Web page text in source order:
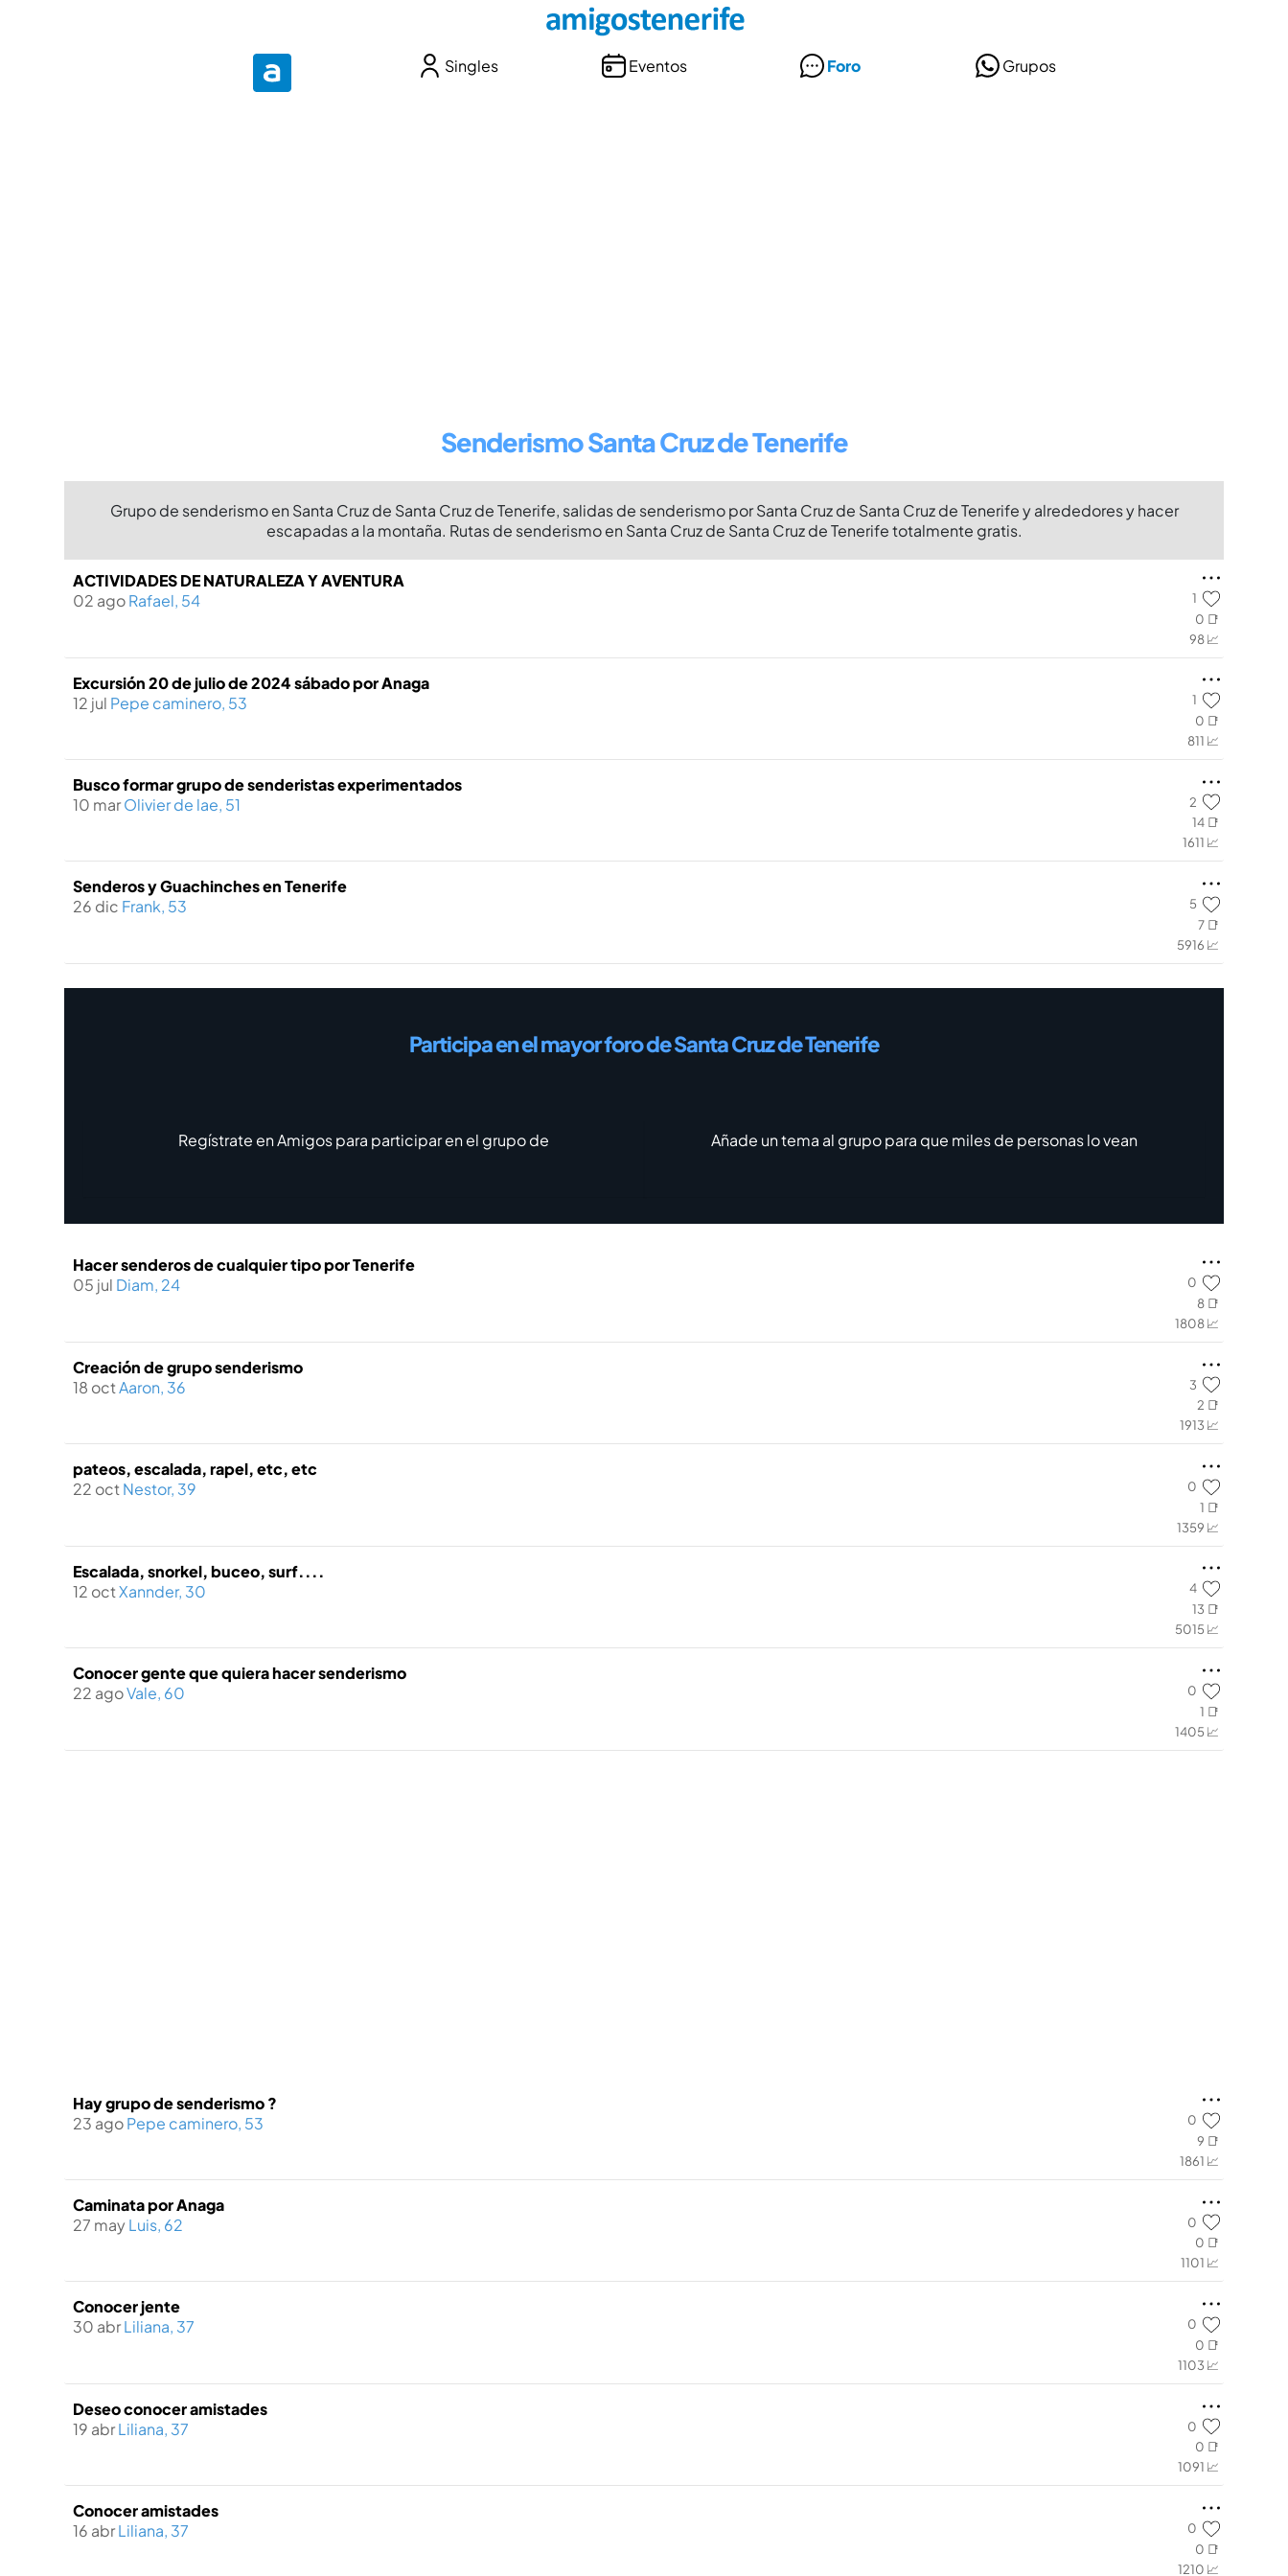
Singles Eventos Foro Grupos
Senderismo Santa Cruz de Tenerife
Grupo de senderismo en Santa Cruz de Santa Cruz de Tenerife, salidas de senderismo por Santa Cruz de Santa Cruz de Tenerife y alrededores y hacer
escapadas a la montaña. Rutas de senderismo en Santa Cruz de Santa Cruz de Tenerife totalmente gratis.
1
0 📑
98 📈
ACTIVIDADES DE NATURALEZA Y AVENTURA
02 agoRafael, 54
1
0 📑
811 📈
Excursión 20 de julio de 2024 sábado por Anaga
12 jul Pepe caminero, 53
2
14 📑
1611 📈
Busco formar grupo de senderistas experimentados
10 marOlivier de lae, 51
5
7 📑
5916 📈
Senderos y Guachinches en Tenerife
26 dic Frank, 53
Participa en el mayor foro de Santa Cruz de Tenerife
Regístrate en Amigos para participar en el grupo de Añade un tema al grupo para que miles de personas lo vean
0
8 📑
1808 📈
Hacer senderos de cualquier tipo por Tenerife
05 jul Diam, 24
3
2 📑
1913 📈
Creación de grupo senderismo
18 octAaron, 36
0
1 📑
1359 📈
pateos, escalada, rapel, etc, etc
22 octNestor, 39
4
13 📑
5015 📈
Escalada, snorkel, buceo, surf....
12 octXannder, 30
0
1 📑
1405 📈
Conocer gente que quiera hacer senderismo
22 agoVale, 60
0
9 📑
1861 📈
Hay grupo de senderismo ?
23 agoPepe caminero, 53
0
0 📑
1101 📈
Caminata por Anaga
27 mayLuis, 62
0
0 📑
1103 📈
Conocer jente
30 abrLiliana, 37
0
0 📑
1091 📈
Deseo conocer amistades
19 abrLiliana, 37
0
0 📑
1210 📈
Conocer amistades
16 abrLiliana, 37